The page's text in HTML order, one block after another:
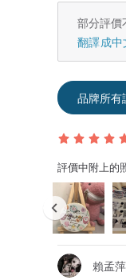
部分評價
翻譯成中
品牌所有
評價中附上的
賴孟萍